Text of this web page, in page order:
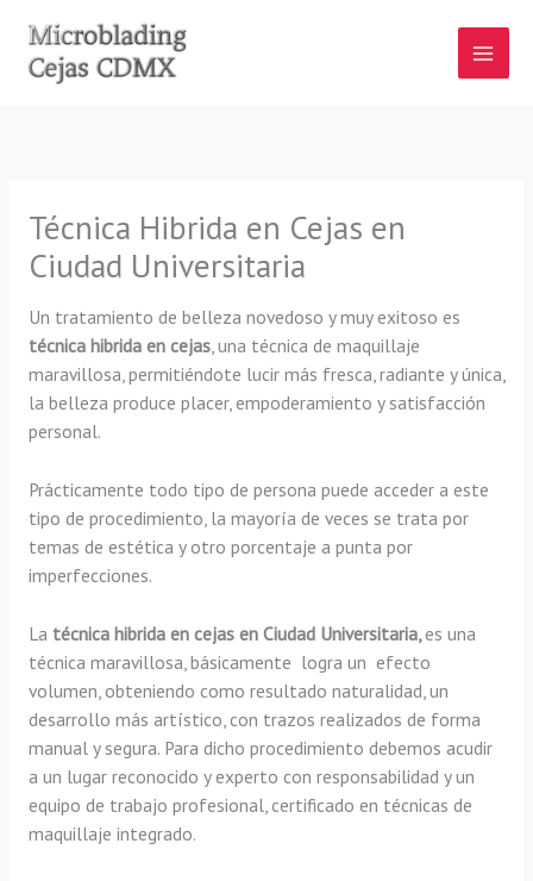
contenido
Técnica Hibrida en Cejas en
Ciudad Universitaria
Un tratamiento de belleza novedoso y muy exitoso es
técnica hibrida en cejas, una técnica de maquillaje
maravillosa, permitiéndote lucir más fresca, radiante y única,
la belleza produce placer, empoderamiento y satisfacción
personal.
Prácticamente todo tipo de persona puede acceder a este
tipo de procedimiento, la mayoría de veces se trata por
temas de estética y otro porcentaje a punta por
imperfecciones.
La técnica hibrida en cejas en Ciudad Universitaria, es una
técnica maravillosa, básicamente logra un efecto
volumen, obteniendo como resultado naturalidad, un
desarrollo más artístico, con trazos realizados de forma
manual y segura. Para dicho procedimiento debemos acudir
a un lugar reconocido y experto con responsabilidad y un
equipo de trabajo profesional, certificado en técnicas de
maquillaje integrado.